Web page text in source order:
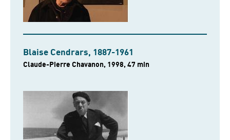
Blaise Cendrars, 1887-1961
Claude-Pierre Chavanon, 1998, 47 min